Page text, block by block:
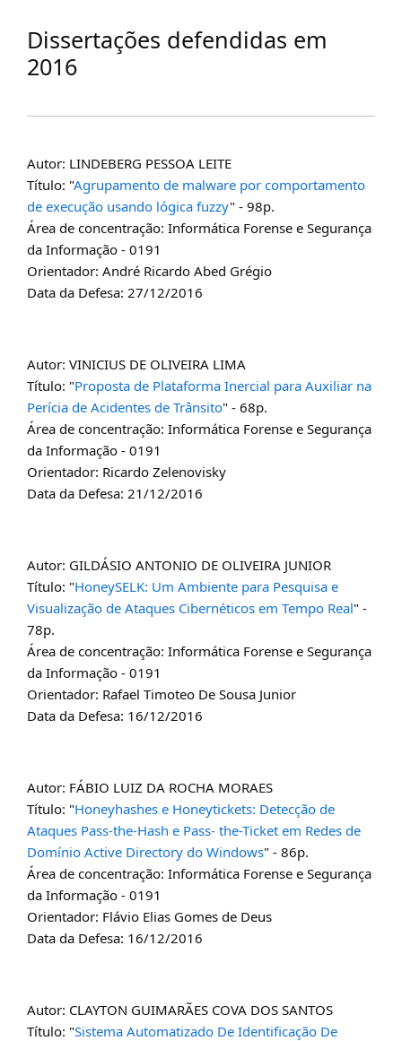
Dissertações defendidas em
2016
Autor: LINDEBERG PESSOA LEITE
Título: "Agrupamento de malware por comportamento
de execução usando lógica fuzzy" - 98p.
Área de concentração: Informática Forense e Segurança
da Informação - 0191
Orientador: André Ricardo Abed Grégio
Data da Defesa: 27/12/2016
Autor: VINICIUS DE OLIVEIRA LIMA
Título: "Proposta de Plataforma Inercial para Auxiliar na
Perícia de Acidentes de Trânsito" - 68p.
Área de concentração: Informática Forense e Segurança
da Informação - 0191
Orientador: Ricardo Zelenovisky
Data da Defesa: 21/12/2016
Autor: GILDÁSIO ANTONIO DE OLIVEIRA JUNIOR
Título: "HoneySELK: Um Ambiente para Pesquisa e
Visualização de Ataques Cibernéticos em Tempo Real" -
78p.
Área de concentração: Informática Forense e Segurança
da Informação - 0191
Orientador: Rafael Timoteo De Sousa Junior
Data da Defesa: 16/12/2016
Autor: FÁBIO LUIZ DA ROCHA MORAES
Título: "Honeyhashes e Honeytickets: Detecção de
Ataques Pass-the-Hash e Pass- the-Ticket em Redes de
Domínio Active Directory do Windows" - 86p.
Área de concentração: Informática Forense e Segurança
da Informação - 0191
Orientador: Flávio Elias Gomes de Deus
Data da Defesa: 16/12/2016
Autor: CLAYTON GUIMARÃES COVA DOS SANTOS
Título: "Sistema Automatizado De Identificação De